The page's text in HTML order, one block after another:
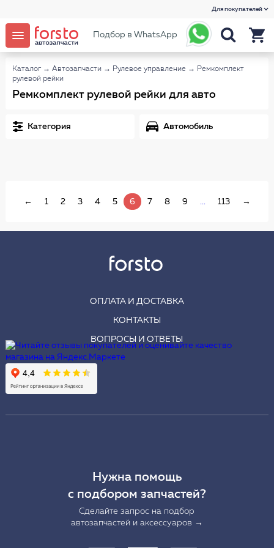
Для покупателей
Подбор в WhatsApp
Каталог → Автозапчасти → Рулевое управление → Ремкомплект
рулевой рейки
Ремкомплект рулевой рейки для авто
Категория Автомобиль
← 1 2 3 4 5 6 7 8 9 ... 113 →
ОПЛАТА И ДОСТАВКА
КОНТАКТЫ
ВОПРОСЫ И ОТВЕТЫ
Нужна помощь
с подбором запчастей?
Сделайте запрос на подбор
автозапчастей и аксессуаров →